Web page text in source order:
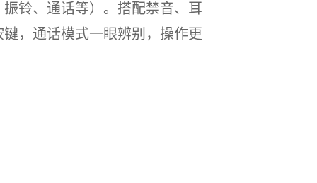
铃、通话等）。搭配禁音、耳
，通话模式一眼辨别，操作更